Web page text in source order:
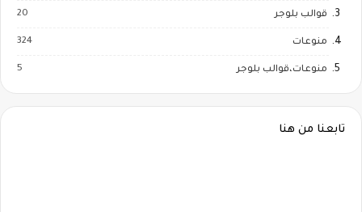
قوالب بلوجر 20
منوعات 324
منوعات،قوالب بلوجر 5
تابعنا من هنا